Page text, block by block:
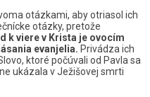
otázkami, aby otriasol ich
otázky, pretože
k viere v Krista je ovocím
evanjelia. Privádza ich
ktoré počúvali od Pavla sa
ukázala v Ježišovej smrti